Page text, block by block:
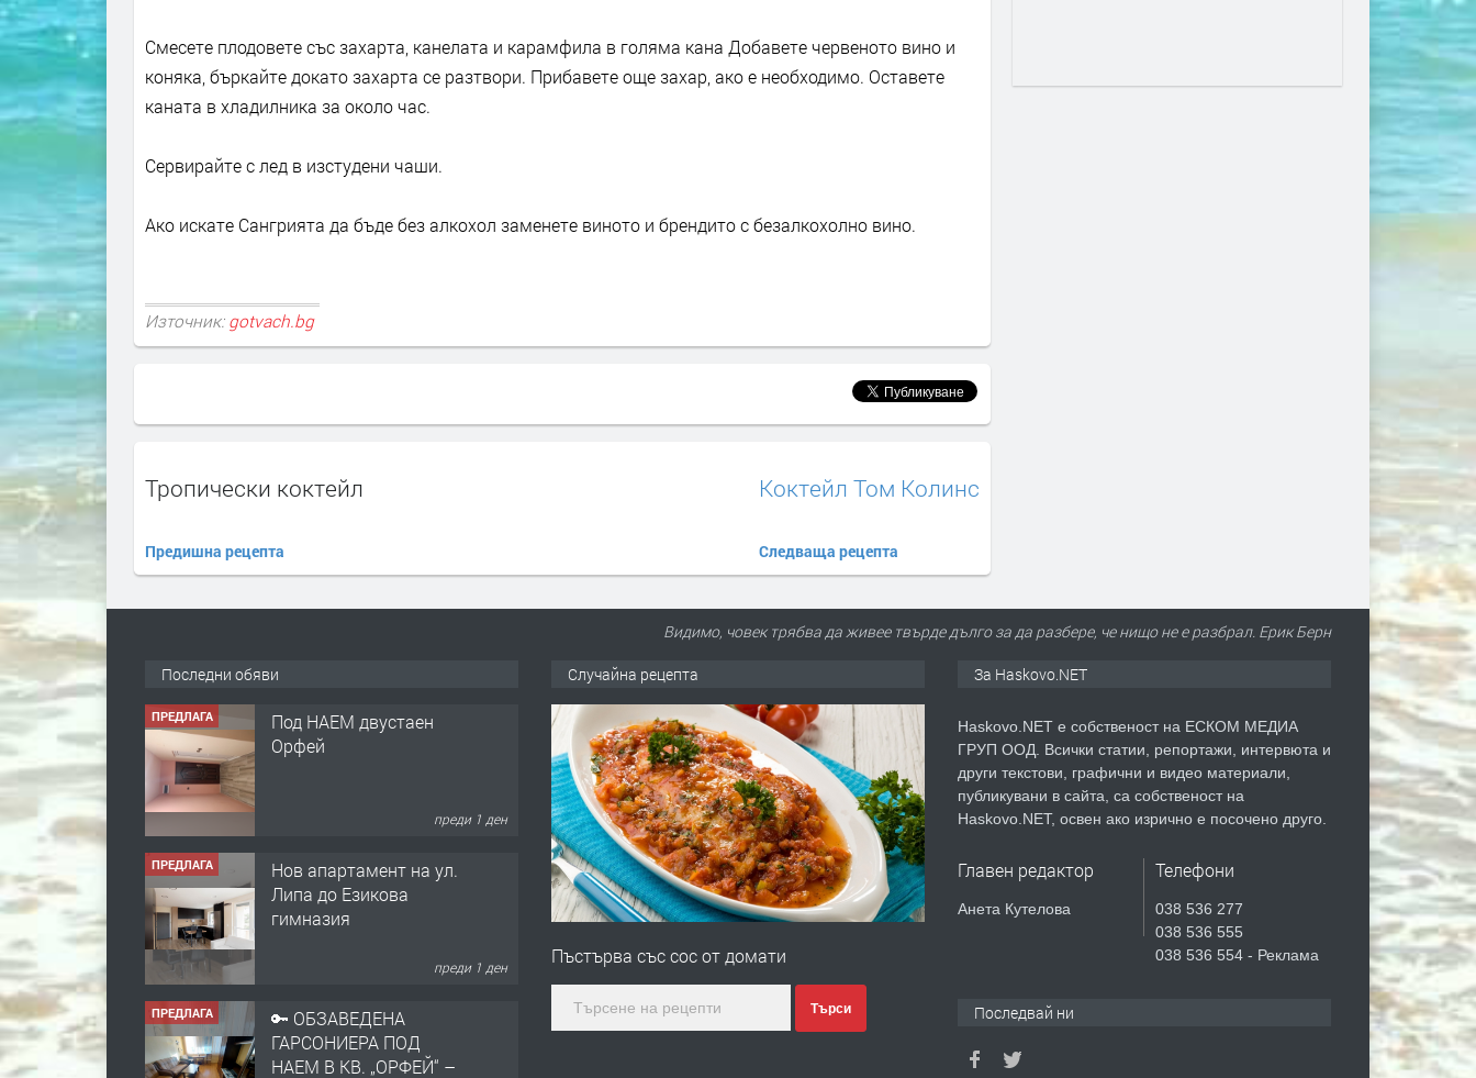
Смесете плодовете със захарта, канелата и карамфила в голяма кана Добавете червеното вино и
коняка, бъркайте докато захарта се разтвори. Прибавете още захар, ако е необходимо. Оставете
каната в хладилника за около час.
Сервирайте с лед в изстудени чаши.
Ако искате Сангрията да бъде без алкохол заменете виното и брендито с безалкохолно вино.
Източник: gotvach.bg
Тропически коктейл
Предишна рецепта
Коктейл Том Колинс
Следваща рецепта
Видимо, човек трябва да живее твърде дълго за да разбере, че нищо не е разбрал. Ерик Берн
Последни обяви
ПРЕДЛАГА
Под НАЕМ двустаен
Орфей
преди 1 ден
ПРЕДЛАГА
Нов апартамент на ул.
Липа до Езикова
гимназия
преди 1 ден
ПРЕДЛАГА
🔑 ОБЗАВЕДЕНА
ГАРСОНИЕРА ПОД
НАЕМ В КВ. „ОРФЕЙ“ –
Случайна рецепта
Пъстърва със сос от домати
Търси
За Haskovo.NET
Haskovo.NET е собственост на ЕСКОМ МЕДИА
ГРУП ООД. Всички статии, репортажи, интервюта и
други текстови, графични и видео материали,
публикувани в сайта, са собственост на
Haskovo.NET, освен ако изрично е посочено друго.
Главен редактор
Анета Кутелова
Телефони
038 536 277
038 536 555
038 536 554 - Реклама
Последвай ни